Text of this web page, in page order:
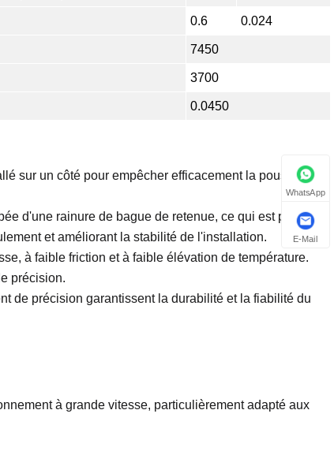
0.6 0.024
7450
3700
0.0450
sur un côté pour empêcher efficacement la poussière et
d'une rainure de bague de retenue, ce qui est pratique
et améliorant la stabilité de l'installation.
à faible friction et à faible élévation de température.
précision.
de précision garantissent la durabilité et la fiabilité du
à grande vitesse, particulièrement adapté aux
WhatsApp
E-Mail